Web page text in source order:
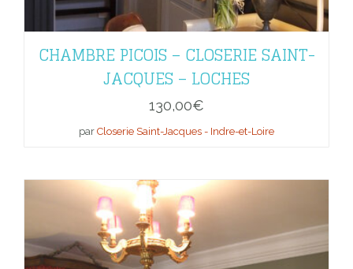
CHAMBRE PICOIS – CLOSERIE SAINT-
JACQUES – LOCHES
130,00€
par Closerie Saint-Jacques - Indre-et-Loire